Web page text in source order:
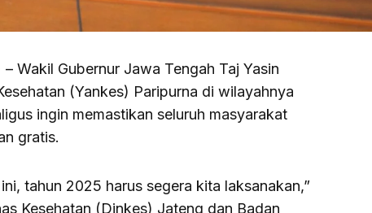
– Wakil Gubernur Jawa Tengah Taj Yasin
(Yankes) Paripurna di wilayahnya
ingin memastikan seluruh masyarakat
gratis.
tahun 2025 harus segera kita laksanakan,”
Kesehatan (Dinkes) Jateng dan Badan